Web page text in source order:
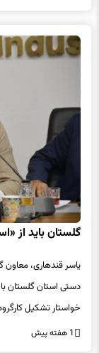
گلستان باید از
یاسر قندهاری،
دستی استان گلستان
خواستار تشکیل
1 هفته پیش